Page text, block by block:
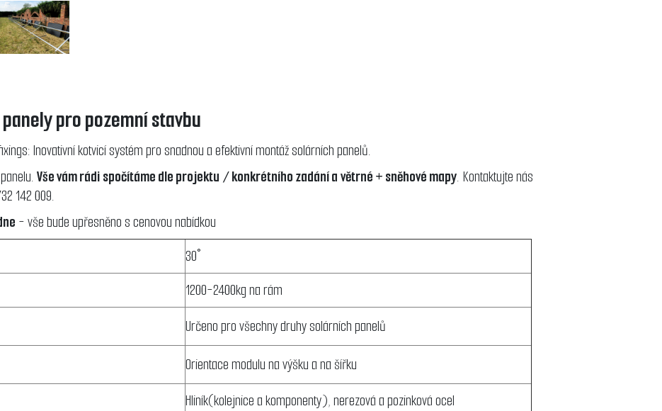
pro pozemní stavbu
Inovativní kotvicí systém pro snadnou a efektivní montáž solárních panelů.
Vše vám rádi spočítáme dleprojektu / konkrétního zadání a větrné + sněhové mapy. Kontaktujte nás
142 009.
- vše bude upřesněno s cenovou nabídkou
30°
1200-2400kg na rám
Určeno pro všechny druhy solárních panelů
Orientace modulu na výšku a na šířku
Hliník(kolejnice a komponenty), nerezová a pozinková ocel